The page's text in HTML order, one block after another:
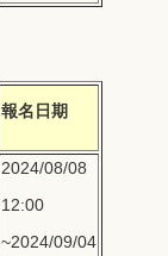
報名日期
2024/08/08
12:00
~2024/09/04